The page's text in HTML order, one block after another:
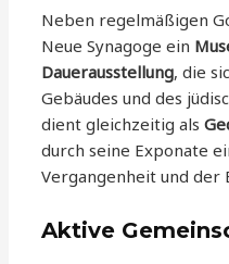
Neben regelmäßigen
Neue Synagoge ein
Dauerausstellung, die
Gebäudes und des
dient gleichzeitig als
durch seine Exponate
Vergangenheit und der
Aktive